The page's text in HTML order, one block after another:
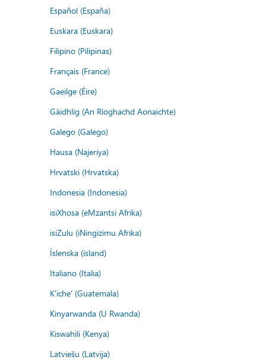
Español (España)
Euskara (Euskara)
Filipino (Pilipinas)
Français (France)
Gaeilge (Éire)
Gàidhlig (An Rìoghachd Aonaichte)
Galego (Galego)
Hausa (Najeriya)
Hrvatski (Hrvatska)
Indonesia (Indonesia)
isiXhosa (eMzantsi Afrika)
isiZulu (iNingizimu Afrika)
Íslenska (ísland)
Italiano (Italia)
K'iche' (Guatemala)
Kinyarwanda (U Rwanda)
Kiswahili (Kenya)
Latviešu (Latvija)